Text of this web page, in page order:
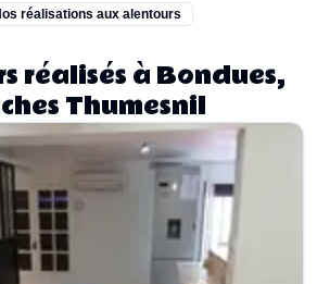
réalisations aux alentours
réalisés à Bondues,
Thumesnil